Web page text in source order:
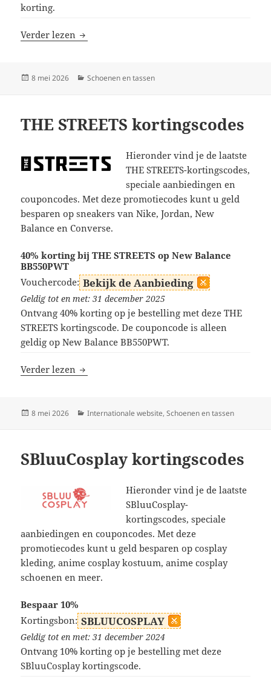
korting.
Verder lezen Mardingtop kortingscodes
Geplaatst
8 mei 2026 Categorieën
Schoenen en tassen
THE STREETS kortingscodes
Hieronder vind je de laatste
THE STREETS-kortingscodes,
speciale aanbiedingen en
couponcodes. Met deze promotiecodes kunt u geld
besparen op sneakers van Nike, Jordan, New
Balance en Converse.
40% korting bij THE STREETS op New Balance
BB550PWT
Vouchercode: Bekijk de Aanbieding
Geldig tot en met: 31 december 2025
Ontvang 40% korting op je bestelling met deze THE
STREETS kortingscode. De couponcode is alleen
geldig op New Balance BB550PWT.
Verder lezen THE STREETS kortingscodes
Geplaatst
8 mei 2026 Categorieën
Internationale website,Schoenen en tassen
SBluuCosplay kortingscodes
Hieronder vind je de laatste
SBluuCosplay-
kortingscodes, speciale
aanbiedingen en couponcodes. Met deze
promotiecodes kunt u geld besparen op cosplay
kleding, anime cosplay kostuum, anime cosplay
schoenen en meer.
Bespaar 10%
Kortingsbon: SBLUUCOSPLAY
Geldig tot en met: 31 december 2024
Ontvang 10% korting op je bestelling met deze
SBluuCosplay kortingscode.